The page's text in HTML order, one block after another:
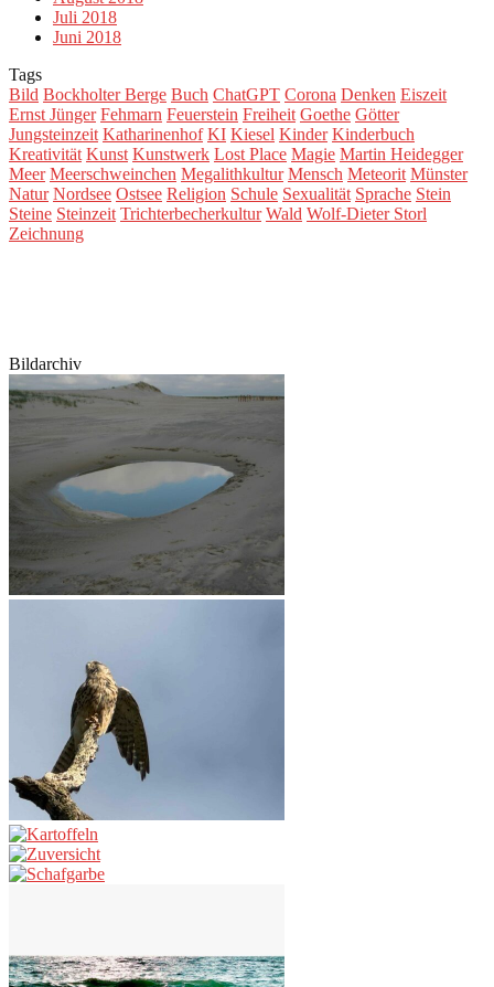
Juli 2018
Juni 2018
Tags
Bild Bockholter Berge Buch ChatGPT Corona Denken Eiszeit
Ernst Jünger Fehmarn Feuerstein Freiheit Goethe Götter
Jungsteinzeit Katharinenhof KI Kiesel Kinder Kinderbuch
Kreativität Kunst Kunstwerk Lost Place Magie Martin Heidegger
Meer Meerschweinchen Megalithkultur Mensch Meteorit Münster
Natur Nordsee Ostsee Religion Schule Sexualität Sprache Stein
Steine Steinzeit Trichterbecherkultur Wald Wolf-Dieter Storl
Zeichnung
Bildarchiv